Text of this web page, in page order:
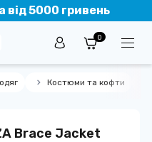
від 5000 гривень
0
Костюми та кофти
Brace Jacket